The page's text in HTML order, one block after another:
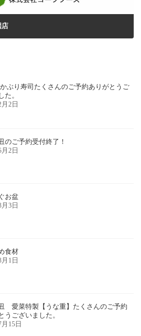
店
ぶり寿司たくさんのご予約ありがとうご
た。
2日
のご予約受付終了！
2日
お盆
3日
食材
1日
愛菜特製【うな重】たくさんのご予約
うございました。
15日